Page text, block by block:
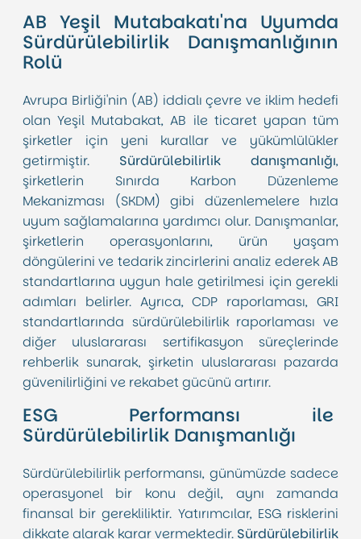
AB Yeşil Mutabakatı'na Uyumda
Sürdürülebilirlik Danışmanlığının
Rolü
Avrupa Birliği'nin (AB) iddialı çevre ve iklim hedefi
olan Yeşil Mutabakat, AB ile ticaret yapan tüm
şirketler için yeni kurallar ve yükümlülükler
getirmiştir. Sürdürülebilirlik danışmanlığı,
şirketlerin Sınırda Karbon Düzenleme
Mekanizması (SKDM) gibi düzenlemelere hızla
uyum sağlamalarına yardımcı olur. Danışmanlar,
şirketlerin operasyonlarını, ürün yaşam
döngülerini ve tedarik zincirlerini analiz ederek AB
standartlarına uygun hale getirilmesi için gerekli
adımları belirler. Ayrıca, CDP raporlaması, GRI
standartlarında sürdürülebilirlik raporlaması ve
diğer uluslararası sertifikasyon süreçlerinde
rehberlik sunarak, şirketin uluslararası pazarda
güvenilirliğini ve rekabet gücünü artırır.
ESG Performansı ile
Sürdürülebilirlik Danışmanlığı
Sürdürülebilirlik performansı, günümüzde sadece
operasyonel bir konu değil, aynı zamanda
finansal bir gerekliliktir. Yatırımcılar, ESG risklerini
dikkate alarak karar vermektedir. Sürdürülebilirlik